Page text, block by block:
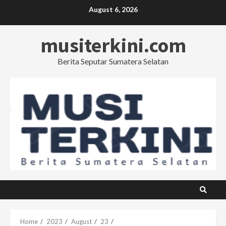
August 6, 2026
musiterkini.com
Berita Seputar Sumatera Selatan
Home 2023 August
23